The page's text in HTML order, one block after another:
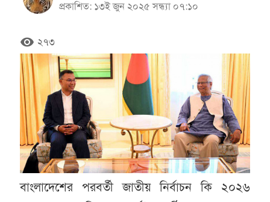
প্রকাশিত: ১৩ই জুন ২০২৫ সন্ধ্যা ০৭:১০
remove_red_eye ২৭৩
বাংলাদেশের পরবর্তী জাতীয় নির্বাচন কি ২০২৬